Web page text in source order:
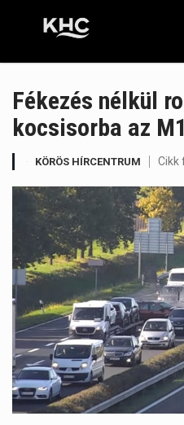
Fékezés nélkül
kocsisorba az
KÖRÖS HÍRCENTRUM Cikk